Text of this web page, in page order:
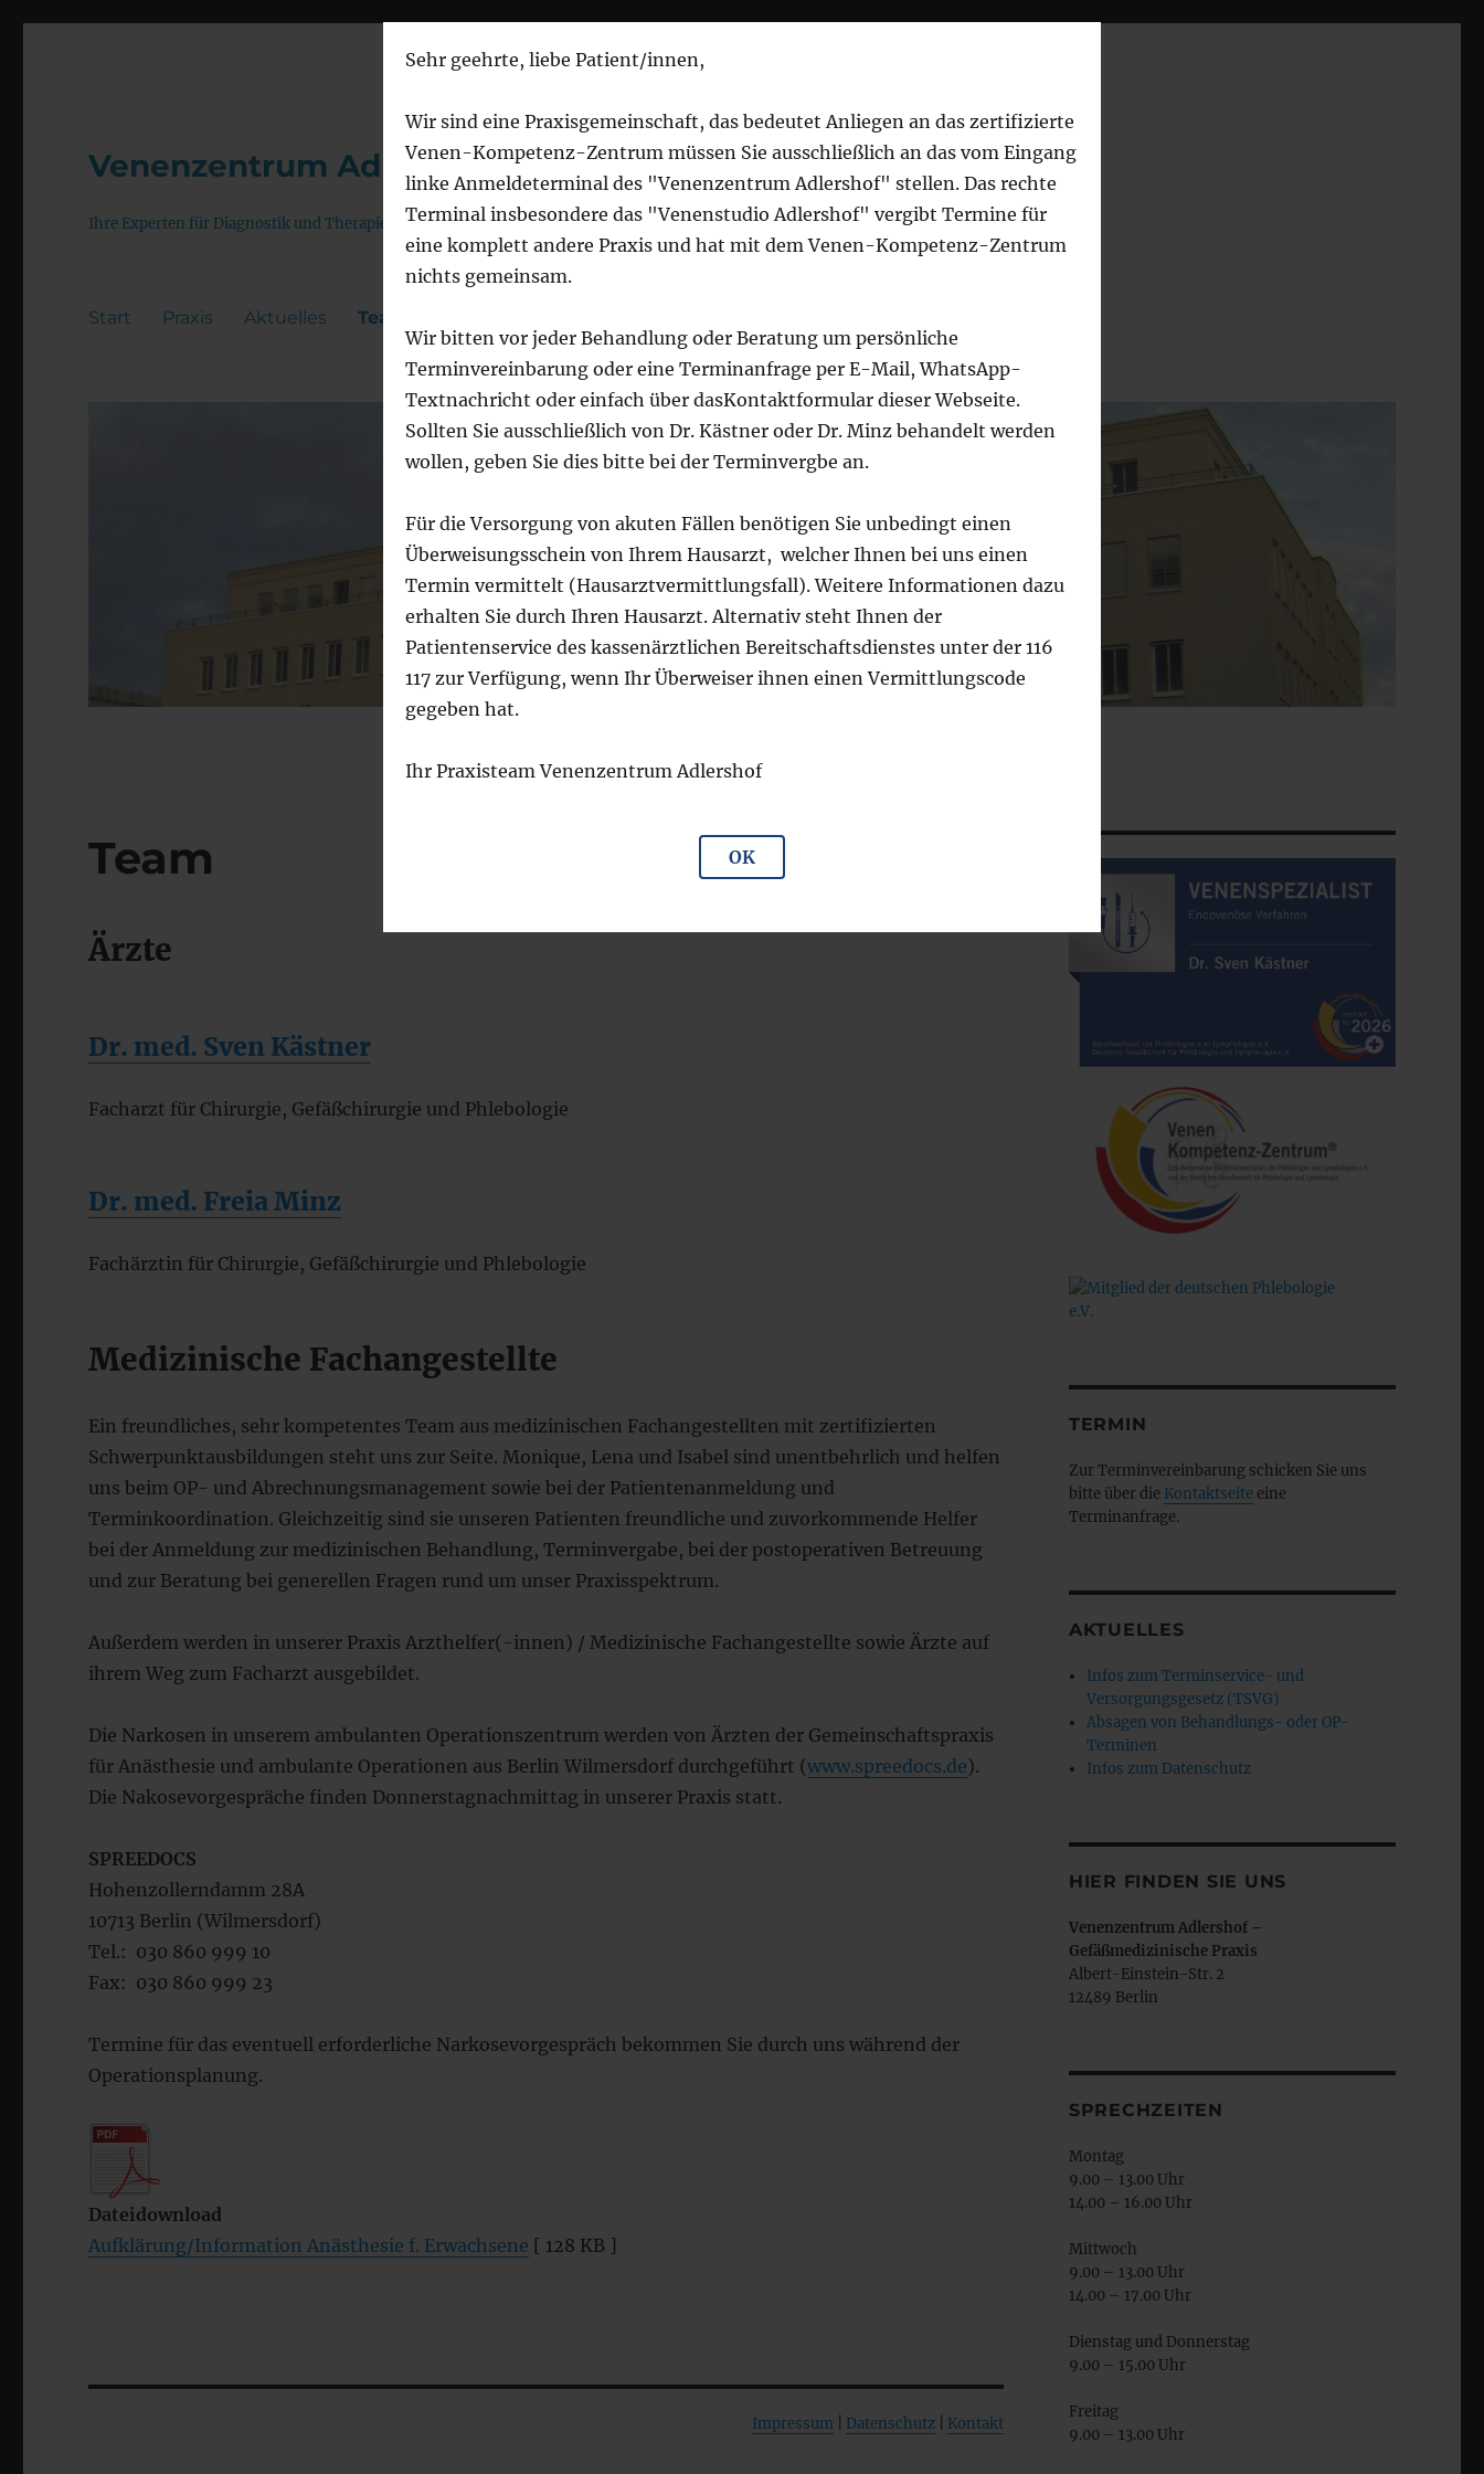
Sehr geehrte, liebe Patient/innen,
Wir sind eine Praxisgemeinschaft, das bedeutet Anliegen an das zertifizierte
Venen-Kompetenz-Zentrum müssen Sie ausschließlich an das vom Eingang
linke Anmeldeterminal des "Venenzentrum Adlershof" stellen. Das rechte
Terminal insbesondere das "Venenstudio Adlershof" vergibt Termine für
eine komplett andere Praxis und hat mit dem Venen-Kompetenz-Zentrum
nichts gemeinsam.
Wir bitten vor jeder Behandlung oder Beratung um persönliche
Terminvereinbarung oder eine Terminanfrage per E-Mail, WhatsApp-
Textnachricht oder einfach über dasKontaktformular dieser Webseite.
Sollten Sie ausschließlich von Dr. Kästner oder Dr. Minz behandelt werden
wollen, geben Sie dies bitte bei der Terminvergbe an.
Für die Versorgung von akuten Fällen benötigen Sie unbedingt einen
Überweisungsschein von Ihrem Hausarzt, welcher Ihnen bei uns einen
Termin vermittelt (Hausarztvermittlungsfall). Weitere Informationen dazu
erhalten Sie durch Ihren Hausarzt. Alternativ steht Ihnen der
Patientenservice des kassenärztlichen Bereitschaftsdienstes unter der 116
117 zur Verfügung, wenn Ihr Überweiser ihnen einen Vermittlungscode
gegeben hat.
Ihr Praxisteam Venenzentrum Adlershof
OK
Venenzentrum Adlershof – Gefäßmedizinische Praxis
Ihre Experten für Diagnostik und Therapie von Venenerkrankungen im Südosten Berlins – Ihrer Beine wegen
Start Praxis Aktuelles Team
Team
Ärzte
Dr. med. Sven Kästner
Facharzt für Chirurgie, Gefäßchirurgie und Phlebologie
Dr. med. Freia Minz
Fachärztin für Chirurgie, Gefäßchirurgie und Phlebologie
Medizinische Fachangestellte
Ein freundliches, sehr kompetentes Team aus medizinischen Fachangestellten mit zertifizierten
Schwerpunktausbildungen steht uns zur Seite. Monique, Lena und Isabel sind unentbehrlich und helfen
uns beim OP- und Abrechnungsmanagement sowie bei der Patientenanmeldung und
Terminkoordination. Gleichzeitig sind sie unseren Patienten freundliche und zuvorkommende Helfer
bei der Anmeldung zur medizinischen Behandlung, Terminvergabe, bei der postoperativen Betreuung
und zur Beratung bei generellen Fragen rund um unser Praxisspektrum.
Außerdem werden in unserer Praxis Arzthelfer(-innen) / Medizinische Fachangestellte sowie Ärzte auf
ihrem Weg zum Facharzt ausgebildet.
Die Narkosen in unserem ambulanten Operationszentrum werden von Ärzten der Gemeinschaftspraxis
für Anästhesie und ambulante Operationen aus Berlin Wilmersdorf durchgeführt (www.spreedocs.de).
Die Nakosevorgespräche finden Donnerstagnachmittag in unserer Praxis statt.
SPREEDOCS
Hohenzollerndamm 28A
10713 Berlin (Wilmersdorf)
Tel.: 030 860 999 10
Fax: 030 860 999 23
Termine für das eventuell erforderliche Narkosevorgespräch bekommen Sie durch uns während der
Operationsplanung.
Dateidownload
Aufklärung/Information Anästhesie f. Erwachsene [ 128 KB ]
Impressum Datenschutz| Kontakt
TERMIN
Zur Terminvereinbarung schicken Sie uns
bitte über die Kontaktseiteeine
Terminanfrage.
AKTUELLES
Infos zum Terminservice- und
Versorgungsgesetz (TSVG)
Absagen von Behandlungs- oder OP-
Terminen
Infos zum Datenschutz
HIER FINDEN SIE UNS
Venenzentrum Adlershof –
Gefäßmedizinische Praxis
Albert-Einstein-Str. 2
12489 Berlin
SPRECHZEITEN
Montag
9.00 – 13.00 Uhr
14.00 – 16.00 Uhr
Mittwoch
9.00 – 13.00 Uhr
14.00 – 17.00 Uhr
Dienstag und Donnerstag
9.00 – 15.00 Uhr
Freitag
9.00 – 13.00 Uhr